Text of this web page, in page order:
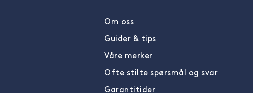
Om oss
Guider & tips
Våre merker
Ofte stilte spørsmål og svar
Garantitider